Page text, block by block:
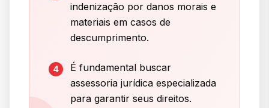
indenização por danos morais e
materiais em casos de
descumprimento.
4
É fundamental buscar
assessoria jurídica especializada
para garantir seus direitos.